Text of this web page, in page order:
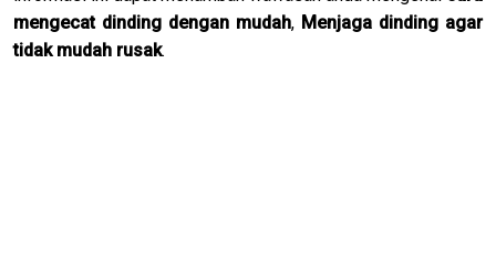
mengecat dinding dengan mudah, Menjaga dinding agar
tidak mudah rusak.